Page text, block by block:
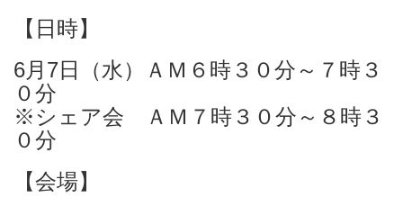
【日時】
6月7日（水）ＡＭ６時３０分～７時３
０分
※シェア会 ＡＭ７時３０分～８時３
０分
【会場】